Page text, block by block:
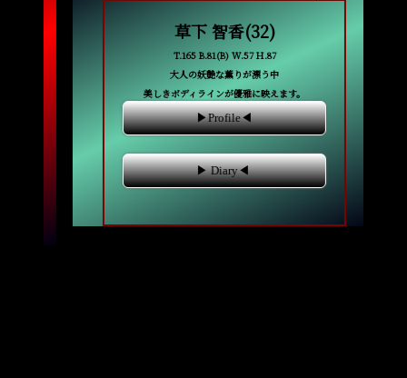
草下 智香(32)
T.165 B.81(B) W.57 H.87
大人の妖艶な薫りが漂う中
美しきボディラインが優雅に映えます。
▶Profile◀
▶ Diary◀